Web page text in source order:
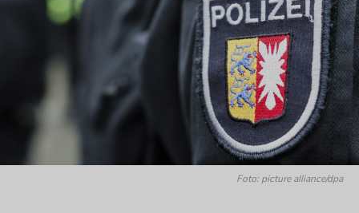
Foto: picture alliance/dpa